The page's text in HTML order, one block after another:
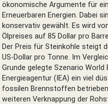
ökonomische Argumente für
Erneuerbaren Energien. Dabei
konservativ gewählt. Es wird
Ölpreises auf 85 Dollar pro
Der Preis für Steinkohle steigt
US-Dollar pro Tonne. Im
Grunde gelegte Szenario
Energieagentur (IEA) ein viel
fossilen Brennstoffen
weiteren Verknappung der